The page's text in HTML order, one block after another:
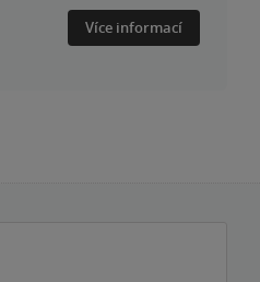
Více informací